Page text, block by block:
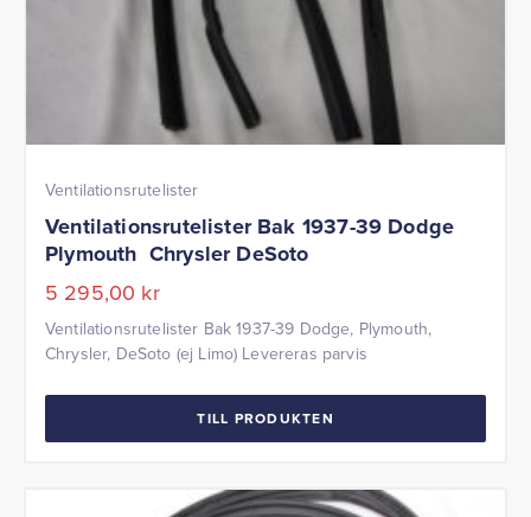
Ventilationsrutelister
Ventilationsrutelister Bak 1937-39 Dodge
Plymouth Chrysler DeSoto
5 295,00 kr
Ventilationsrutelister Bak 1937-39 Dodge, Plymouth,
Chrysler, DeSoto (ej Limo) Levereras parvis
TILL PRODUKTEN